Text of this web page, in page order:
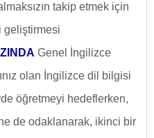
takip etmek için
geliştirmesi
Genel İngilizce
olan İngilizce dil bilgisi
öğretmeyi hedeflerken,
de odaklanarak, ikinci bir